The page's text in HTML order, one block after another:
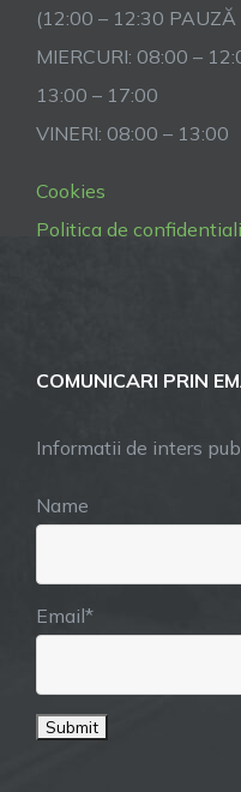
(12:00 – 12:30 PAUZĂ
MIERCURI: 08:00 –
13:00 – 17:00
VINERI: 08:00 – 13:00
Cookies
Politica de
COMUNICARI PRIN
Informatii de inters
Name
Email*